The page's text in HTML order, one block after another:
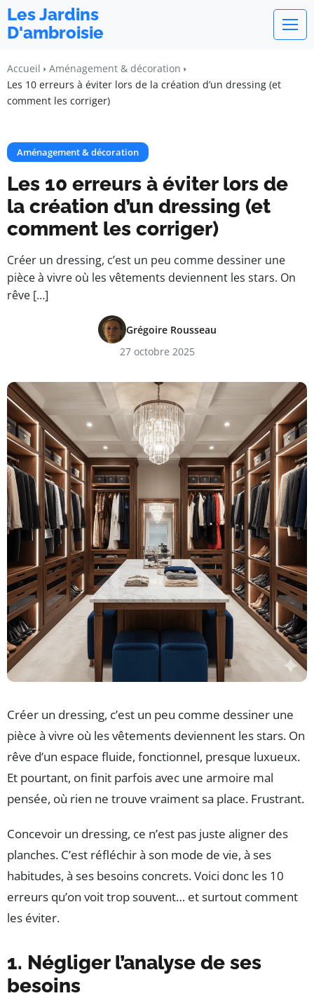
Les Jardins
D'ambroisie
Accueil
Aménagement & décoration
Les 10 erreurs à éviter lors de la création d’un dressing (et
comment les corriger)
Aménagement & décoration
Les 10 erreurs à éviter lors de
la création d’un dressing (et
comment les corriger)
Créer un dressing, c’est un peu comme dessiner une
pièce à vivre où les vêtements deviennent les stars. On
rêve […]
Grégoire Rousseau
27 octobre 2025
Créer un dressing, c’est un peu comme dessiner une
pièce à vivre où les vêtements deviennent les stars. On
rêve d’un espace fluide, fonctionnel, presque luxueux.
Et pourtant, on finit parfois avec une armoire mal
pensée, où rien ne trouve vraiment sa place. Frustrant.
Concevoir un dressing, ce n’est pas juste aligner des
planches. C’est réfléchir à son mode de vie, à ses
habitudes, à ses besoins concrets. Voici donc les 10
erreurs qu’on voit trop souvent… et surtout comment
les éviter.
1. Négliger l’analyse de ses
besoins